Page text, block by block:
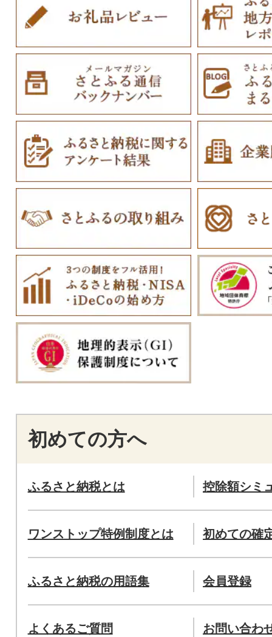
初めての方へ
ふるさと納税とは 控除額シミ
ワンストップ特例制度とは 初めての確
ふるさと納税の用語集 会員登録
よくあるご質問 お問い合わ